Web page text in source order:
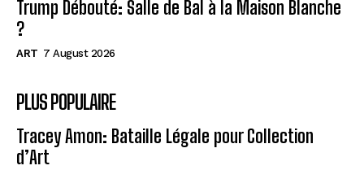
Trump Débouté: Salle de Bal à la Maison Blanche
?
ART 7 August 2026
PLUS POPULAIRE
Tracey Amon: Bataille Légale pour Collection
d’Art